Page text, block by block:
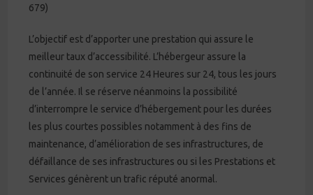
679)
L’objectif est d’apporter une prestation qui assure le
meilleur taux d’accessibilité. L’hébergeur assure la
continuité de son service 24 Heures sur 24, tous les jours
de l’année. Il se réserve néanmoins la possibilité
d’interrompre le service d’hébergement pour les durées
les plus courtes possibles notamment à des fins de
maintenance, d’amélioration de ses infrastructures, de
défaillance de ses infrastructures ou si les Prestations et
Services génèrent un trafic réputé anormal.